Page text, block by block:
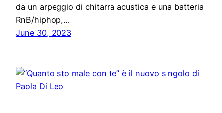
da un arpeggio di chitarra acustica e una batteria
RnB/hiphop,…
June 30, 2023